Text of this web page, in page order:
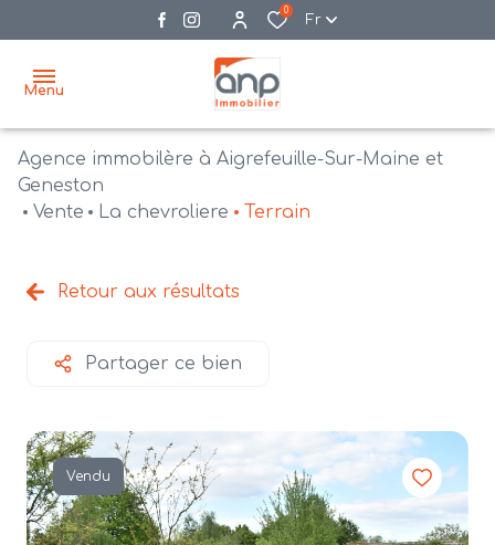
0
Fr
Menu
accueil
vente
agences
estimation
alerte
e-
Agence immobilère à Aigrefeuille-Sur-Maine et
Geneston
Vente
La chevroliere Terrain
Retour aux résultats
Partager ce bien
Vendu